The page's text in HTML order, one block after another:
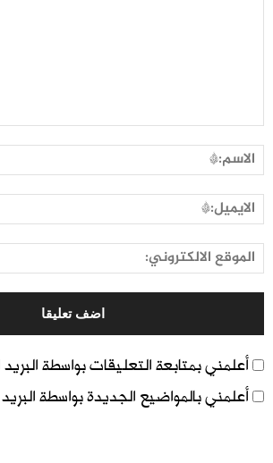
أعلمني بمتابعة التعليقات بواسطة البريد
أعلمني بالمواضيع الجديدة بواسطة